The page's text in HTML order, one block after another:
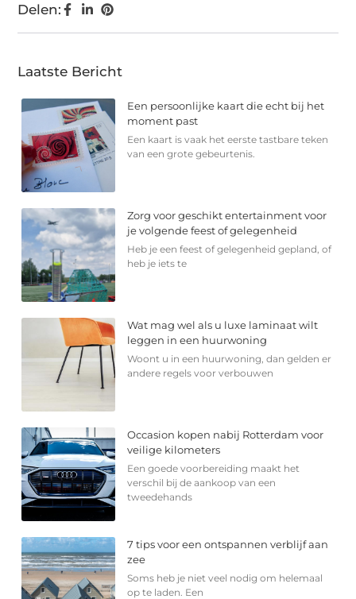
Delen:
Laatste Bericht
Een persoonlijke kaart die echt bij het
moment past
Een kaart is vaak het eerste tastbare teken
van een grote gebeurtenis.
Zorg voor geschikt entertainment voor
je volgende feest of gelegenheid
Heb je een feest of gelegenheid gepland, of
heb je iets te
Wat mag wel als u luxe laminaat wilt
leggen in een huurwoning
Woont u in een huurwoning, dan gelden er
andere regels voor verbouwen
Occasion kopen nabij Rotterdam voor
veilige kilometers
Een goede voorbereiding maakt het
verschil bij de aankoop van een
tweedehands
7 tips voor een ontspannen verblijf aan
zee
Soms heb je niet veel nodig om helemaal
op te laden. Een